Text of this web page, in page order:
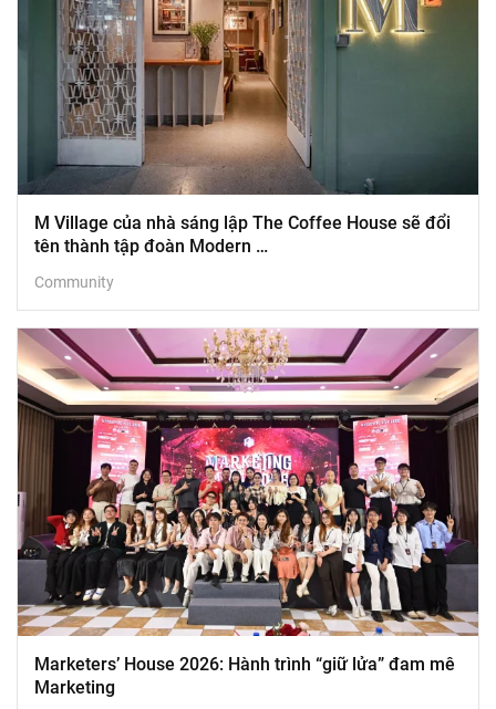
M Village của nhà sáng lập The Coffee House sẽ đổi
tên thành tập đoàn Modern …
Community
Marketers’ House 2026: Hành trình “giữ lửa” đam mê
Marketing